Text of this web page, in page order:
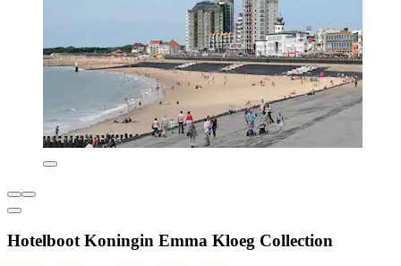
Hotelboot Koningin Emma Kloeg Collection